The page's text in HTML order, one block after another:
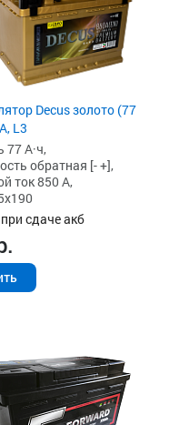
Decus золото (77
L3
77 А·ч,
обратная [- +],
ток 850 А,
при сдаче акб